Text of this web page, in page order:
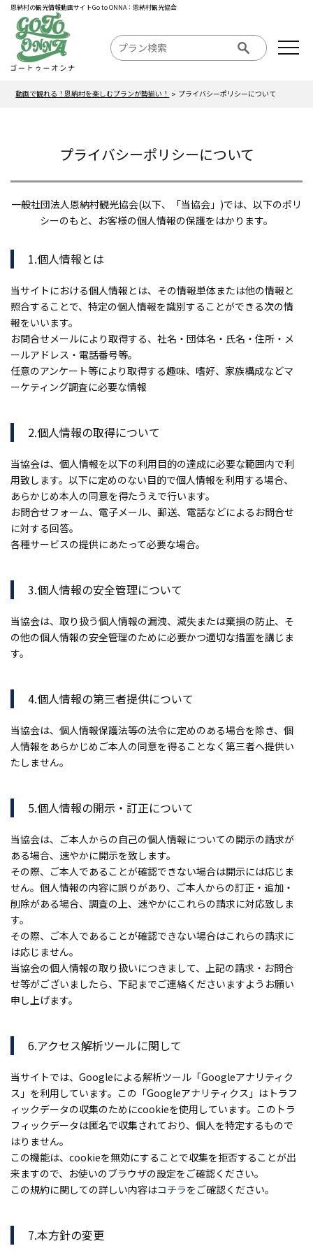
恩納村の観光情報動画サイトGo to ONNA：恩納村観光協会
ィックな時を過ごしたいふ
動画で観れる！恩納村を楽しむプランが勢揃い！ プライバシーポリシーについて
プライバシーポリシーについて
一般社団法人恩納村観光協会(以下、「当協会」)では、以下のポリ
シーのもと、お客様の個人情報の保護をはかります。
1.個人情報とは
当サイトにおける個人情報とは、その情報単体または他の情報と
照合することで、特定の個人情報を識別することができる次の情
報をいいます。
お問合せメールにより取得する、社名・団体名・氏名・住所・メ
ールアドレス・電話番号等。
任意のアンケート等により取得する趣味、嗜好、家族構成などマ
ーケティング調査に必要な情報
2.個人情報の取得について
当協会は、個人情報を以下の利用目的の達成に必要な範囲内で利
用致します。以下に定めのない目的で個人情報を利用する場合、
あらかじめ本人の同意を得たうえで行います。
お問合せフォーム、電子メール、郵送、電話などによるお問合せ
に対する回答。
各種サービスの提供にあたって必要な場合。
3.個人情報の安全管理について
当協会は、取り扱う個人情報の漏洩、減失または棄損の防止、そ
の他の個人情報の安全管理のために必要かつ適切な措置を講じま
す。
4.個人情報の第三者提供について
当協会は、個人情報保護法等の法令に定めのある場合を除き、個
人情報をあらかじめご本人の同意を得ることなく第三者へ提供い
たしません。
5.個人情報の開示・訂正について
当協会は、ご本人からの自己の個人情報についての開示の請求が
ある場合、速やかに開示を致します。
その際、ご本人であることが確認できない場合は開示には応じま
せん。個人情報の内容に誤りがあり、ご本人からの訂正・追加・
削除がある場合、調査の上、速やかにこれらの請求に対応致しま
す。
その際、ご本人であることが確認できない場合はこれらの請求に
は応じません。
当協会の個人情報の取り扱いにつきまして、上記の請求・お問合
せ等がございましたら、下記までご連絡くださいますようお願い
申し上げます。
6.アクセス解析ツールに関して
当サイトでは、Googleによる解析ツール「Googleアナリティク
ス」を利用しています。この「Googleアナリティクス」はトラフ
ィックデータの収集のためにcookieを使用しています。このトラ
フィックデータは匿名で収集されており、個人を特定するもので
はりません。
この機能は、cookieを無効にすることで収集を拒否することが出
来ますので、お使いのブラウザの設定をご確認ください。
この規約に関しての詳しい内容はコチラをご確認ください。
7.本方針の変更